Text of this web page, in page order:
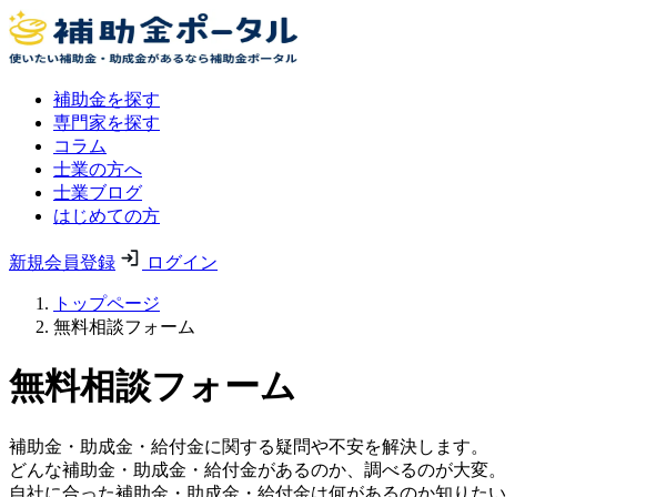
補助金を探す
専門家を探す
コラム
士業の方へ
士業ブログ
はじめての方
新規会員登録 ログイン
トップページ
無料相談フォーム
無料相談フォーム
補助金・助成金・給付金に関する疑問や不安を解決します。
どんな補助金・助成金・給付金があるのか、調べるのが大変。
自社に合った補助金・助成金・給付金は何があるのか知りたい。